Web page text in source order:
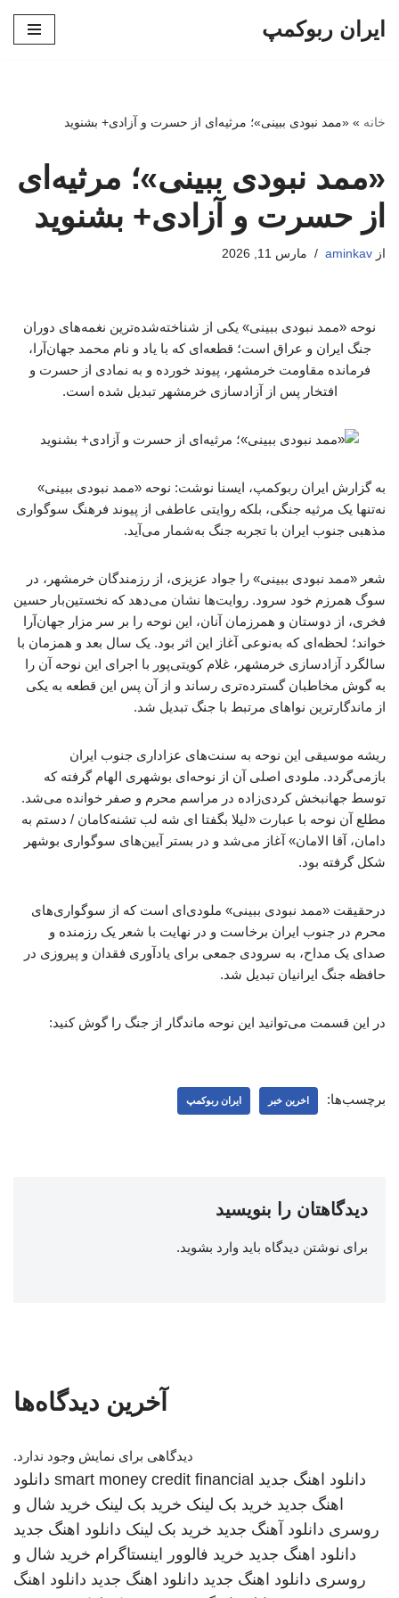
ایران ربوکمپ
خانه » «ممد نبودی ببینی»؛ مرثیه‌ای از حسرت و آزادی+ بشنوید
«ممد نبودی ببینی»؛ مرثیه‌ای
از حسرت و آزادی+ بشنوید
از aminkav مارس 11, 2026
نوحه «ممد نبودی ببینی» یکی از شناخته‌شده‌ترین نغمه‌های دوران
جنگ ایران و عراق است؛ قطعه‌ای که با یاد و نام محمد جهان‌آرا،
فرمانده مقاومت خرمشهر، پیوند خورده و به نمادی از حسرت و
افتخار پس از آزادسازی خرمشهر تبدیل شده است.
به گزارش ایران ربوکمپ، ایسنا نوشت: نوحه «ممد نبودی ببینی»
نه‌تنها یک مرثیه جنگی، بلکه روایتی عاطفی از پیوند فرهنگ سوگواری
مذهبی جنوب ایران با تجربه جنگ به‌شمار می‌آید.
شعر «ممد نبودی ببینی» را جواد عزیزی، از رزمندگان خرمشهر، در
سوگ همرزم خود سرود. روایت‌ها نشان می‌دهد که نخستین‌بار حسین
فخری، از دوستان و همرزمان آنان، این نوحه را بر سر مزار جهان‌آرا
خواند؛ لحظه‌ای که به‌نوعی آغاز این اثر بود. یک سال بعد و همزمان با
سالگرد آزادسازی خرمشهر، غلام کویتی‌پور با اجرای این نوحه آن را
به گوش مخاطبان گسترده‌تری رساند و از آن پس این قطعه به یکی
از ماندگارترین نواهای مرتبط با جنگ تبدیل شد.
ریشه موسیقی این نوحه به سنت‌های عزاداری جنوب ایران
بازمی‌گردد. ملودی اصلی آن از نوحه‌ای بوشهری الهام گرفته که
توسط جهانبخش کردی‌زاده در مراسم محرم و صفر خوانده می‌شد.
مطلع آن نوحه با عبارت «لیلا بگفتا ای شه لب تشنه‌کامان / دستم به
دامان، آقا الامان» آغاز می‌شد و در بستر آیین‌های سوگواری بوشهر
شکل گرفته بود.
درحقیقت «ممد نبودی ببینی» ملودی‌ای است که از سوگواری‌های
محرم در جنوب ایران برخاست و در نهایت با شعر یک رزمنده و
صدای یک مداح، به سرودی جمعی برای یادآوری فقدان و پیروزی در
حافظه جنگ ایرانیان تبدیل شد.
در این قسمت می‌توانید این نوحه ماندگار از جنگ را گوش کنید:
برچسب‌ها: اخرین خبر ایران ربوکمپ
دیدگاهتان را بنویسید
برای نوشتن دیدگاه باید وارد بشوید.
آخرین دیدگاه‌ها
دیدگاهی برای نمایش وجود ندارد.
دانلود اهنگ جدید smart money credit financial دانلود
اهنگ جدید خرید بک لینک خرید بک لینک خرید شال و
روسری دانلود آهنگ جدید خرید بک لینک دانلود اهنگ جدید
دانلود اهنگ جدید خرید فالوور اینستاگرام خرید شال و
روسری دانلود اهنگ جدید دانلود اهنگ جدید دانلود اهنگ